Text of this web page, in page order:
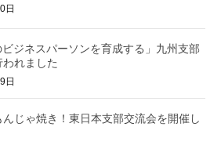
日
ビジネスパーソンを育成する」九州支部
れました
日
んじゃ焼き！東日本支部交流会を開催し